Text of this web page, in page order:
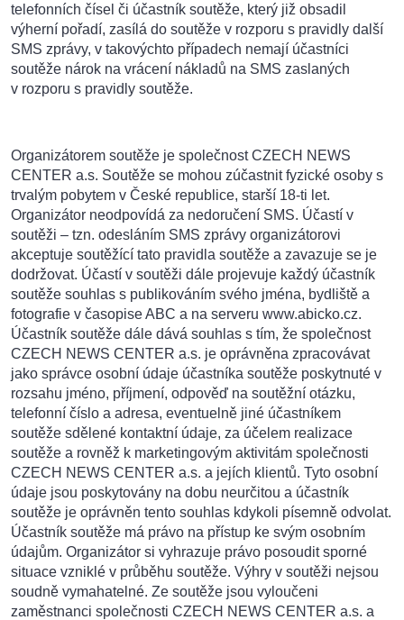
telefonních čísel či účastník soutěže, který již obsadil
výherní pořadí, zasílá do soutěže v rozporu s pravidly další
SMS zprávy, v takovýchto případech nemají účastníci
soutěže nárok na vrácení nákladů na SMS zaslaných
v rozporu s pravidly soutěže.
Organizátorem soutěže je společnost CZECH NEWS
CENTER a.s. Soutěže se mohou zúčastnit fyzické osoby s
trvalým pobytem v České republice, starší 18-ti let.
Organizátor neodpovídá za nedoručení SMS. Účastí v
soutěži – tzn. odesláním SMS zprávy organizátorovi
akceptuje soutěžící tato pravidla soutěže a zavazuje se je
dodržovat. Účastí v soutěži dále projevuje každý účastník
soutěže souhlas s publikováním svého jména, bydliště a
fotografie v časopise ABC a na serveru www.abicko.cz.
Účastník soutěže dále dává souhlas s tím, že společnost
CZECH NEWS CENTER a.s. je oprávněna zpracovávat
jako správce osobní údaje účastníka soutěže poskytnuté v
rozsahu jméno, příjmení, odpověď na soutěžní otázku,
telefonní číslo a adresa, eventuelně jiné účastníkem
soutěže sdělené kontaktní údaje, za účelem realizace
soutěže a rovněž k marketingovým aktivitám společnosti
CZECH NEWS CENTER a.s. a jejích klientů. Tyto osobní
údaje jsou poskytovány na dobu neurčitou a účastník
soutěže je oprávněn tento souhlas kdykoli písemně odvolat.
Účastník soutěže má právo na přístup ke svým osobním
údajům. Organizátor si vyhrazuje právo posoudit sporné
situace vzniklé v průběhu soutěže. Výhry v soutěži nejsou
soudně vymahatelné. Ze soutěže jsou vyloučeni
zaměstnanci společnosti CZECH NEWS CENTER a.s. a